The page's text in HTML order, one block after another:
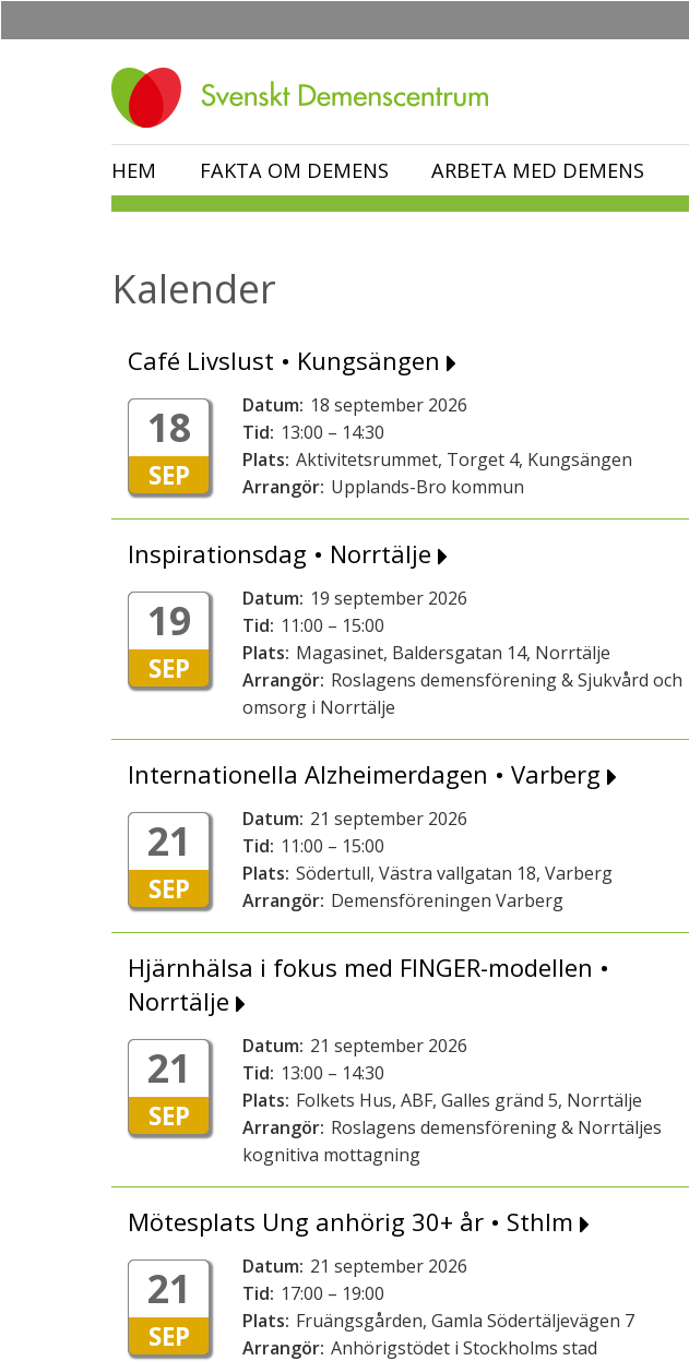
HEM FAKTA OM DEMENS ARBETA MED DEMENS
Kalender
Café Livslust • Kungsängen
18
SEP
Datum: 18 september 2026
Tid: 13:00 – 14:30
Plats: Aktivitetsrummet, Torget 4, Kungsängen
Arrangör: Upplands-Bro kommun
Inspirationsdag • Norrtälje
19
SEP
Datum: 19 september 2026
Tid: 11:00 – 15:00
Plats: Magasinet, Baldersgatan 14, Norrtälje
Arrangör: Roslagens demensförening & Sjukvård och
omsorg i Norrtälje
Internationella Alzheimerdagen • Varberg
21
SEP
Datum: 21 september 2026
Tid: 11:00 – 15:00
Plats: Södertull, Västra vallgatan 18, Varberg
Arrangör: Demensföreningen Varberg
Hjärnhälsa i fokus med FINGER-modellen •
Norrtälje
21
SEP
Datum: 21 september 2026
Tid: 13:00 – 14:30
Plats: Folkets Hus, ABF, Galles gränd 5, Norrtälje
Arrangör: Roslagens demensförening & Norrtäljes
kognitiva mottagning
Mötesplats Ung anhörig 30+ år • Sthlm
21
SEP
Datum: 21 september 2026
Tid: 17:00 – 19:00
Plats: Fruängsgården, Gamla Södertäljevägen 7
Arrangör: Anhörigstödet i Stockholms stad